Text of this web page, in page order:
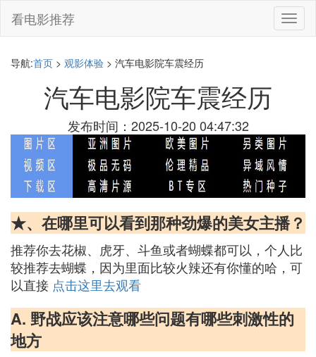
切
换
看电影推荐
导航:首页 > 观影体验 > 汽车电影院车震经历
汽车电影院车震经历
发布时间：2025-10-20 04:47:32
★、在哪里可以看到那种劲爆的美女主播？
推荐你去花椒、虎牙、斗鱼或者蝴蝶都可以，个人比
较推荐去蝴蝶，因为里面比较火辣还有你懂的哈，可
以直接 点击这里去观看
A. 野战应该注意哪些问题有哪些刺激性的
地方